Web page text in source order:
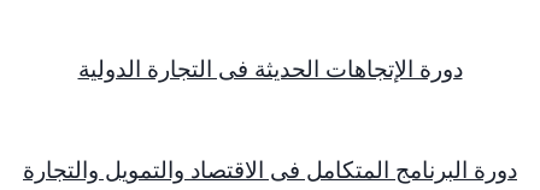
دورة الإتجاهات الحديثة فى التجارة الدولية
دورة البرنامج المتكامل فى الاقتصاد والتمويل والتجارة